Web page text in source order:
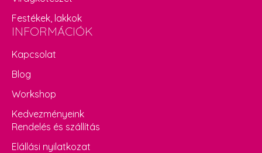
Festékek, lakkok
INFORMÁCIÓK
Kapcsolat
Blog
Workshop
Kedvezményeink
Rendelés és szállítás
Elállási nyilatkozat